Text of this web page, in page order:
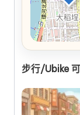
步行/Ubike